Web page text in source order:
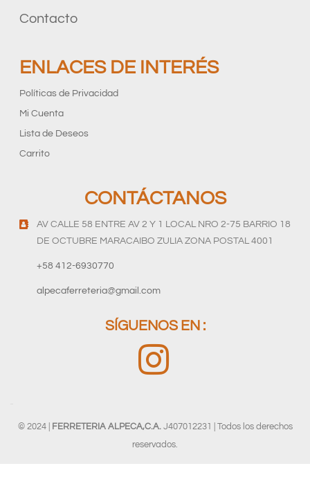
Contacto
ENLACES DE INTERÉS
Políticas de Privacidad
Mi Cuenta
Lista de Deseos
Carrito
CONTÁCTANOS
AV CALLE 58 ENTRE AV 2 Y 1 LOCAL NRO 2-75 BARRIO 18
DE OCTUBRE MARACAIBO ZULIA ZONA POSTAL 4001
+58 412-6930770
alpecaferreteria@gmail.com
SÍGUENOS EN :
© 2024 | FERRETERIA ALPECA,C.A.J407012231 | Todos los derechos
reservados.